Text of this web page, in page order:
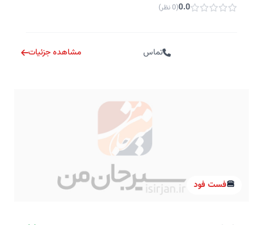
0.0(0 نظر)
تماس مشاهده جزئیات
🍔فست فود